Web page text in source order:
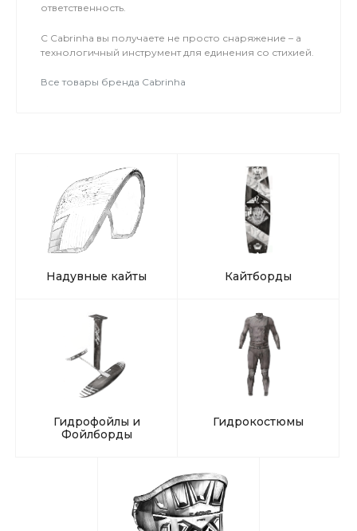
ответственность.
С Cabrinha вы получаете не просто снаряжение – а
технологичный инструмент для единения со стихией.
Все товары бренда Cabrinha
Надувные кайты Кайтборды
Гидрофойлы и
Фойлборды
Гидрокостюмы